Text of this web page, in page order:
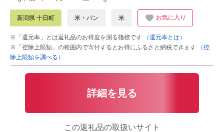
新潟県 十日町 米・パン 米 お気に入り
※「還元率」とは返礼品のお得度を測る指標です
（還元率とは）
※「控除上限額」の範囲内で寄付するとお得にふるさと納税できます
（控
除上限額を調べる）
詳細を見る
この返礼品の取扱いサイト